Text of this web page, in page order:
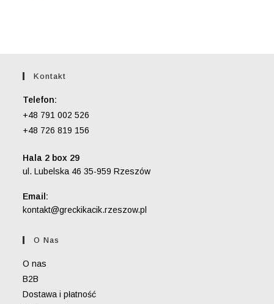
Kontakt
Telefon:
+48 791 002 526
+48 726 819 156
Hala 2 box 29
ul. Lubelska 46 35-959 Rzeszów
Email:
kontakt@greckikacik.rzeszow.pl
O Nas
O nas
B2B
Dostawa i płatność